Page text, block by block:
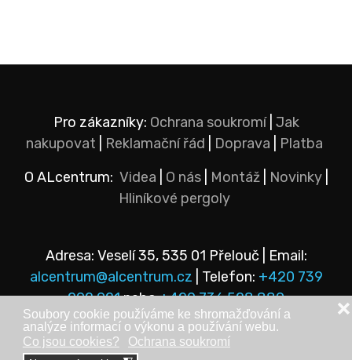
Soubory cookie používáme ke shromažďování a
analýze informací o výkonu a používání webu.
Co jsou cookies?
Ochrana soukromí
❌
Pro zákazníky: Ochrana soukromí| Jak
nakupovat
Reklamační řád Doprava
Platba
O ALcentrum: Videa O nás| Montáž| Novinky|
Hliníkové pergoly
Adresa: Veselí 35, 535 01 Přelouč | Email:
alcentrum@alcentrum.cz
| Telefon: +420 739
292 921nebo+420 736 528 889